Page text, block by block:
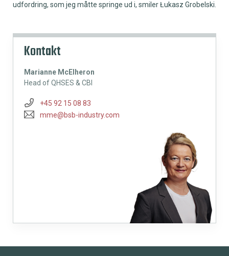
udfordring, som jeg måtte springe ud i, smiler Łukasz Grobelski.
Kontakt
Marianne McElheron
Head of QHSES & CBI
+45 92 15 08 83
mme@bsb-industry.com